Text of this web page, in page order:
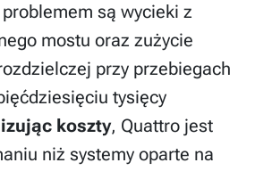
są wycieki z
mostu oraz zużycie
przy przebiegach
tysięcy
koszty, Quattro jest
niż systemy oparte na